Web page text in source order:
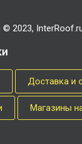
2023,
Доставка и
Магазины